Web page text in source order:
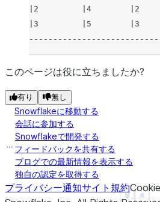
|2         |4        |2
|3         |5        |3
See
このページは役に立ちましたか?
有り 無し
Snowflakeに移動する
会話に参加する
Snowflakeで開発する
フィードバックを共有する
ブログでの最新情報を表示する
独自の認定を取得する
プライバシー通知サイト規約